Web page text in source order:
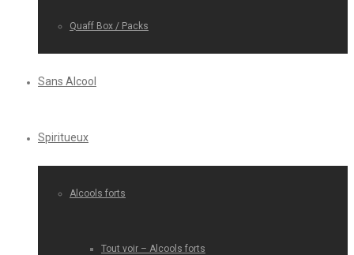
Quaff Box / Packs
Sans Alcool
Spiritueux
Alcools forts
Tout voir – Alcools forts